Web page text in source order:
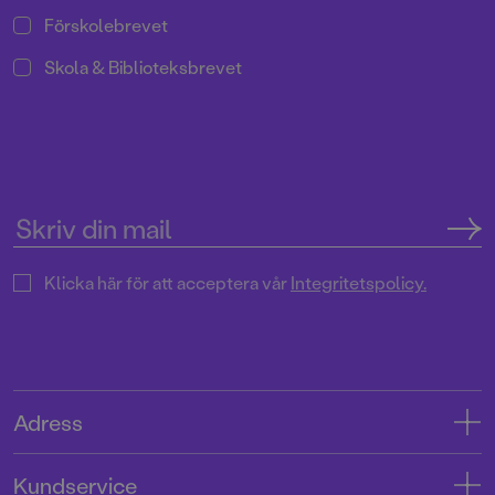
Förskolebrevet
Skola & Biblioteksbrevet
Klicka här för att acceptera vårIntegritetspolicy.
Adress
Kundservice